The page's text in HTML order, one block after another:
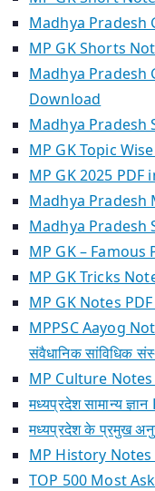
Madhya Pradesh
MP GK Shorts
Madhya Pradesh
Download
Madhya Pradesh
MP GK Topic
MP GK 2025 PDF
Madhya Pradesh
Madhya Pradesh
MP GK –
MP GK Tricks
MP GK Notes
MPPSC Aayog
संवैधानिक सांविधिक
MP Culture
मध्यप्रदेश सामान्य
मध्यप्रदेश के प्रमुख
MP History Notes
TOP 500 Most